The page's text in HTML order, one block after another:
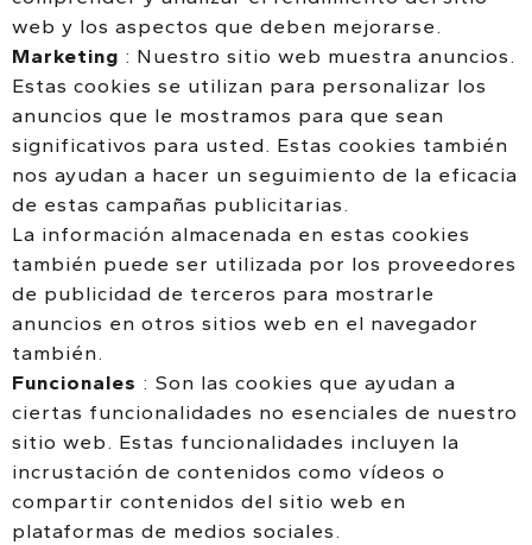
web y los aspectos que deben mejorarse.
Marketing : Nuestro sitio web muestra anuncios.
Estas cookies se utilizan para personalizar los
anuncios que le mostramos para que sean
significativos para usted. Estas cookies también
nos ayudan a hacer un seguimiento de la eficacia
de estas campañas publicitarias.
La información almacenada en estas cookies
también puede ser utilizada por los proveedores
de publicidad de terceros para mostrarle
anuncios en otros sitios web en el navegador
también.
Funcionales : Son las cookies que ayudan a
ciertas funcionalidades no esenciales de nuestro
sitio web. Estas funcionalidades incluyen la
incrustación de contenidos como vídeos o
compartir contenidos del sitio web en
plataformas de medios sociales.